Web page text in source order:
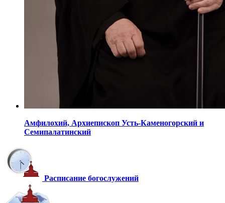
Амфилохий, Архиепископ Усть-Каменогорский и
Семипалатинский
Расписание богослужений